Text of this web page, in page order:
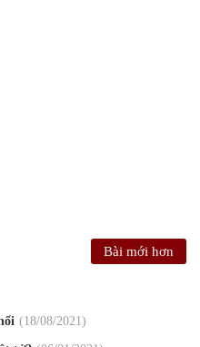
Bài mới hơn
18/08/2021